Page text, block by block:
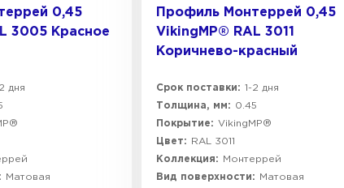
0,45
3005 Красное
дня
Матовая
Профиль Монтеррей 0,45
VikingMP® RAL 3011
Коричнево-красный
Срок поставки: 1-2 дня
Толщина, мм:
0.45
Покрытие: VikingMP®
Цвет:
RAL 3011
Коллекция:
Монтеррей
Вид поверхности:
Матовая